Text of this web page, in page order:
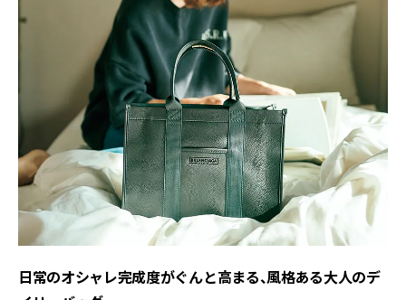
日常のオシャレ完成度がぐんと高まる、風格ある大人のデ